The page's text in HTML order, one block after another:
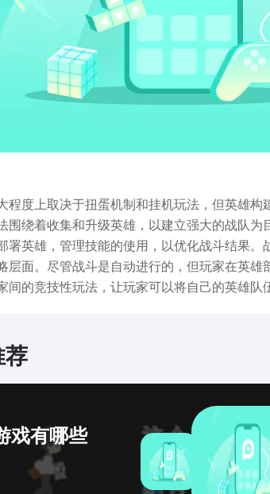
程度上取决于扭蛋机制和挂机玩法，但英雄
围绕着收集和升级英雄，以建立强大的战队
署英雄，管理技能的使用，以优化战斗结果
层面。尽管战斗是自动进行的，但玩家在英
间的竞技性玩法，让玩家可以将自己的英雄
保持游戏的新鲜感和吸引力。游戏经常推出
险最新下载地址的全部内容。《幻世与冒险
荐
戏有哪些